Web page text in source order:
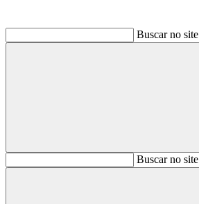
Buscar no site
BuscarBuscar no site